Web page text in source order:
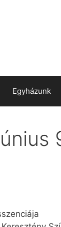
Egyházunk